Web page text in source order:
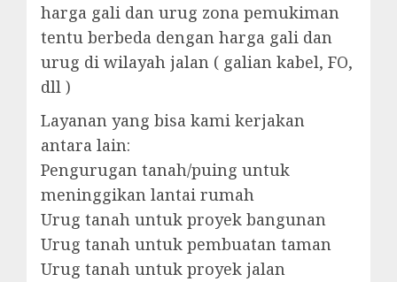
harga gali dan urug zona pemukiman
tentu berbeda dengan harga gali dan
urug di wilayah jalan ( galian kabel, FO,
dll )
Layanan yang bisa kami kerjakan
antara lain:
Pengurugan tanah/puing untuk
meninggikan lantai rumah
Urug tanah untuk proyek bangunan
Urug tanah untuk pembuatan taman
Urug tanah untuk proyek jalan